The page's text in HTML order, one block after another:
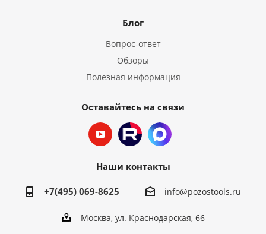
Блог
Вопрос-ответ
Обзоры
Полезная информация
Оставайтесь на связи
Наши контакты
+7(495) 069-8625 info@pozostools.ru
Москва, ул. Краснодарская, 66